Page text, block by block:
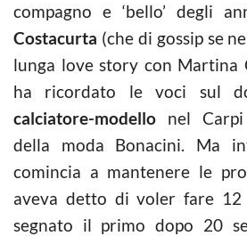
compagno e ‘bello’ degli
Costacurta (che di gossip se
lunga love story con Martina
ha ricordato le voci sul
calciatore-modello nel Carpi
della moda Bonacini. Ma
comincia a mantenere le
aveva detto di voler fare
segnato il primo dopo 20